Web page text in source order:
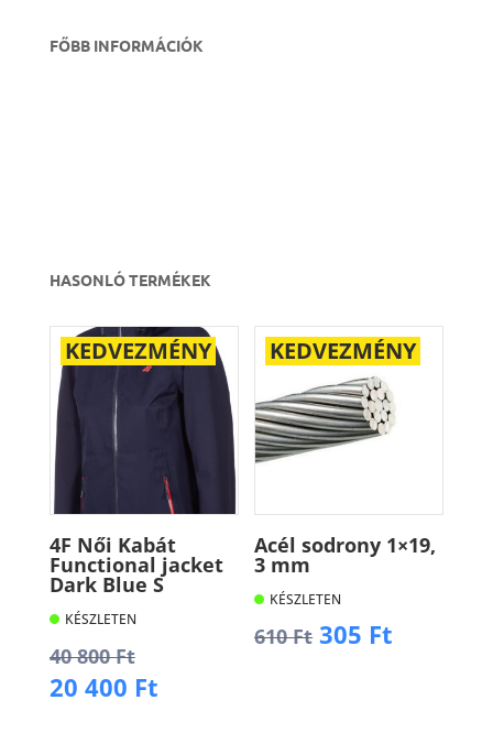
FŐBB INFORMÁCIÓK
HASONLÓ TERMÉKEK
KEDVEZMÉNY
4F Női Kabát
Functional jacket
Dark Blue S
KÉSZLETEN
40 800FtOriginal
price
20 400 FtCurrent
KEDVEZMÉNY
Acél sodrony 1×19,
3 mm
KÉSZLETEN
610Ft Original
305 Ft